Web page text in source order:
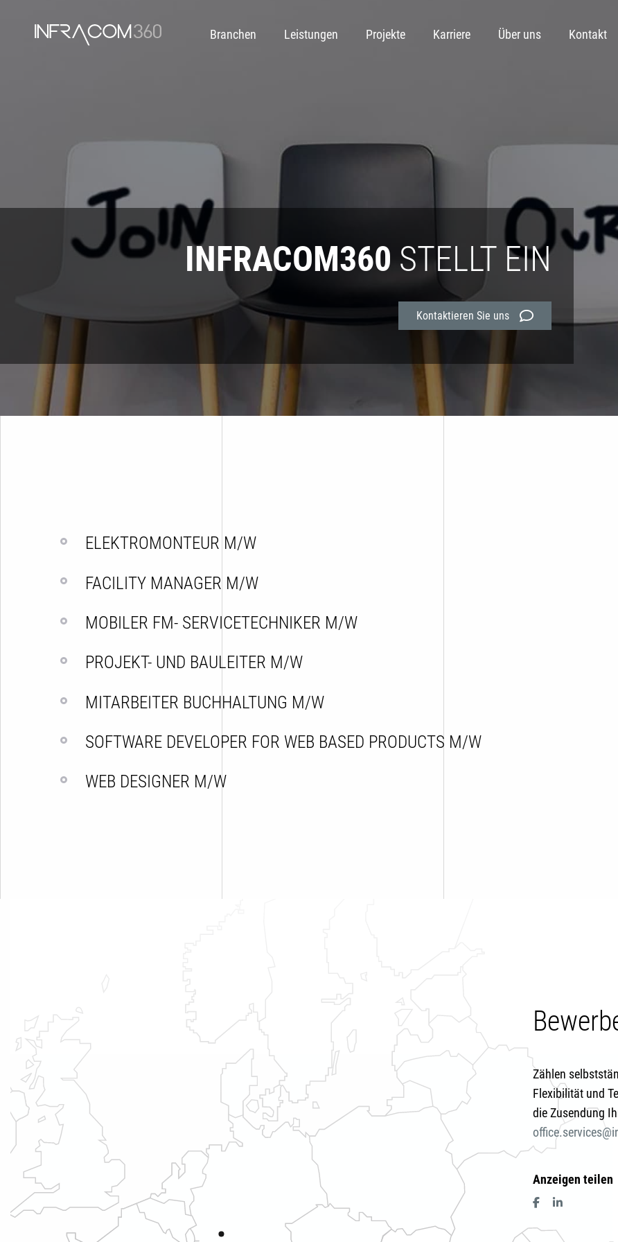
Branchen Leistungen Projekte Karriere Über uns Kontakt
INFRACOM360 STELLT EIN
Kontaktieren Sie uns
ELEKTROMONTEUR M/W
FACILITY MANAGER M/W
MOBILER FM- SERVICETECHNIKER M/W
PROJEKT- UND BAULEITER M/W
MITARBEITER BUCHHALTUNG M/W
SOFTWARE DEVELOPER FOR WEB BASED PRODUCTS M/W
WEB DESIGNER M/W
Zählen
Flexibilität und
die Zusendung
Anzeigen teilen